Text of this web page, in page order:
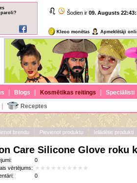
Šodien ir 09. Augusts
Kleoo monētas Apmeklētāji
| Blogs | Kosmētikas reitings | Speciālisti
| Receptes
brendu Pievienot produktu Ielādētie produkti
Care Silicone Glove roku
0
vērtējums:
0